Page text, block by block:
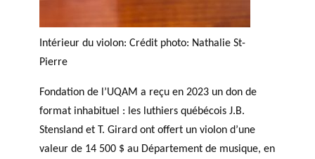
Intérieur du violon: Crédit photo: Nathalie St-
Pierre
Fondation de l’UQAM a reçu en 2023 un don de
format inhabituel : les luthiers québécois J.B.
Stensland et T. Girard ont offert un violon d’une
valeur de 14 500 $ au Département de musique, en